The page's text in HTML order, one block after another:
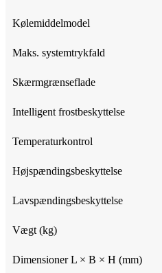
Kølemiddelmodel
Maks. systemtrykfald
Skærmgrænseflade
Intelligent frostbeskyttelse
Temperaturkontrol
Højspændingsbeskyttelse
Lavspændingsbeskyttelse
Vægt (kg)
Dimensioner L × B × H (mm)